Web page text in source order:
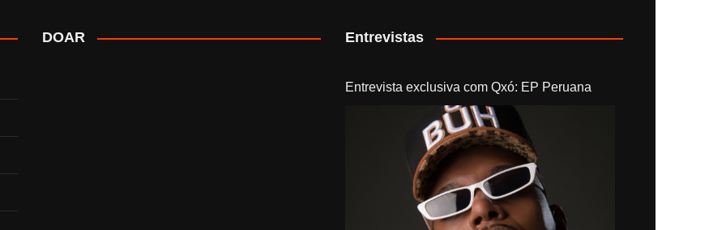
DOAR Entrevistas
Entrevista exclusiva com Qxó: EP Peruana